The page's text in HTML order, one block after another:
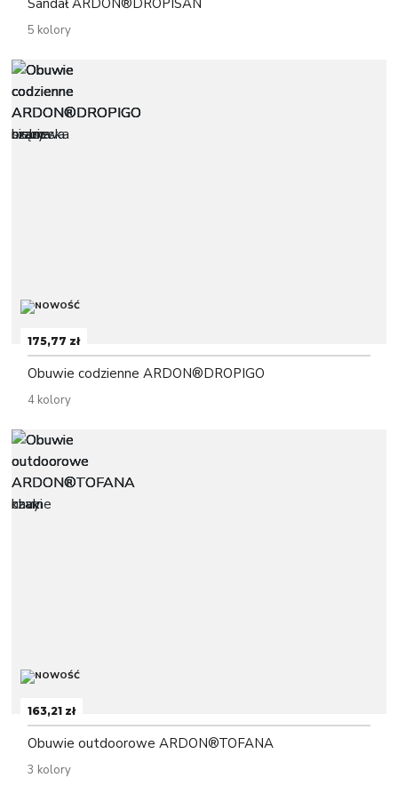
Sandał ARDON®DROPISAN
5 kolory
175,77 zł
Obuwie codzienne ARDON®DROPIGO
4 kolory
163,21 zł
Obuwie outdoorowe ARDON®TOFANA
3 kolory